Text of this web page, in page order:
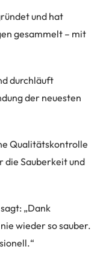
und hat
gesammelt – mit
durchläuft
der neuesten
Qualitätskontrolle
die Sauberkeit und
„Dank
wieder so sauber.